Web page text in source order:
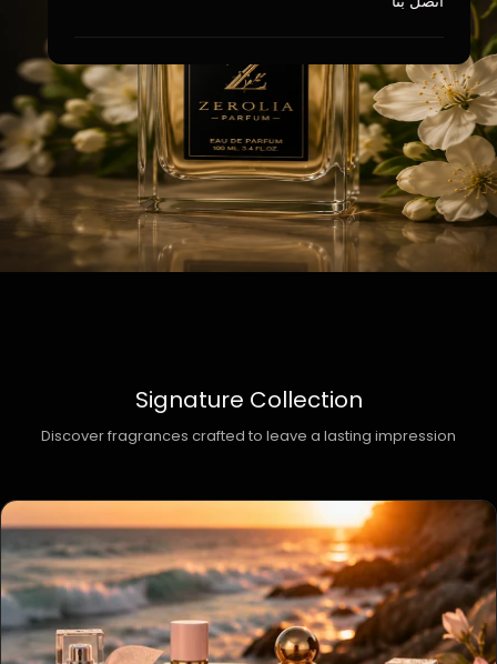
Signature Collection
Discover fragrances crafted to leave a lasting impression